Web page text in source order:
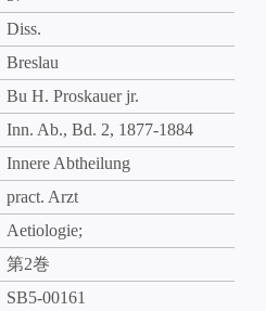
Diss.
Breslau
Bu H. Proskauer jr.
Inn. Ab., Bd. 2, 1877-1884
Innere Abtheilung
pract. Arzt
Aetiologie;
第2巻
SB5-00161